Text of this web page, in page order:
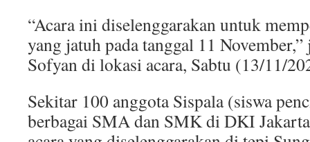
“Acara ini diselenggarakan untuk
yang jatuh pada tanggal 11
Sofyan di lokasi acara, Sabtu (13/11/
Sekitar 100 anggota Sispala (siswa
berbagai SMA dan SMK di DKI